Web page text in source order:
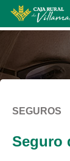
SEGUROS
Seguro